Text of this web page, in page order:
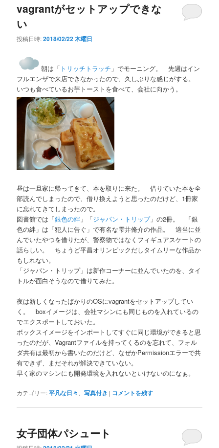
vagrantがセットアップできな
い
投稿日時:2018/02/22 木曜日
朝は「 トリッチトラッチ 」でモーニング。 先週はイン
フルエンザで来店できなかったので、久しぶりな感じがする。
いつも食べているお芋トーストを食べて、会社に向かう。
昼は一旦家に帰ってきて、本を取りに来た。 借りていた本を全
部読んでしまったので、借り換えようと思ったのだけど、1冊家
に忘れてきてしまったので。
図書館では「銀色の絆 」「ジャパン・トリップ」の2冊。 「銀
色の絆」は「犯人に告ぐ」で有名な雫井脩介の作品。 適当に並
んでいたやつを借りたが、警察物ではなくフィギュアスケートの
話らしい。 ちょうど平昌オリンピックだしタイムリーな作品か
もしれない。
「ジャパン・トリップ」は新作コーナーに並んでいたのを、タイ
トルが面白そうなので借りてみた。
夜は新しくなったばかりのOSにvagrantをセットアップしてい
く。 boxイメージは、会社マシンにも同じものを入れているの
でエクスポートしておいた。
ボックスイメージをインポートしてすぐに同じ環境ができると思
ったのだが、Vagrantファイルを持ってくるのを忘れて、フォル
ダ共有は最初から書いたのだけど、なぜかPermissionエラーで共
有できず、まだそれが解決できていない。
早く家のマシンにも開発環境を入れないといけないのになぁ。
カテゴリー:平凡な日々 、写真付き | コメントを残す
女子団体パシュート